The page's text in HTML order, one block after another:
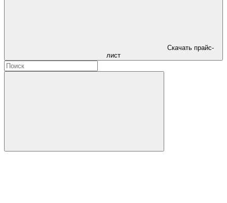
Скачать прайс-
лист